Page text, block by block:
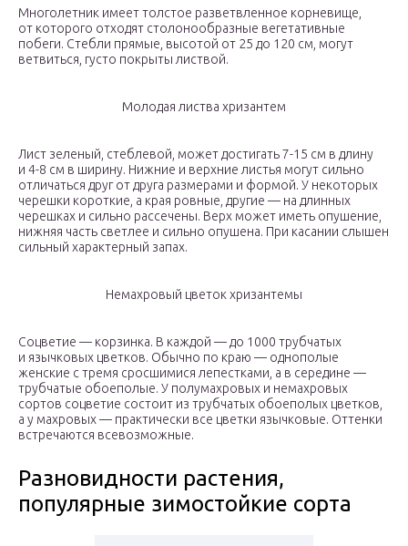
Многолетник имеет толстое разветвленное корневище,
от которого отходят столонообразные вегетативные
побеги. Стебли прямые, высотой от 25 до 120 см, могут
ветвиться, густо покрыты листвой.
Молодая листва хризантем
Лист зеленый, стеблевой, может достигать 7-15 см в длину
и 4-8 см в ширину. Нижние и верхние листья могут сильно
отличаться друг от друга размерами и формой. У некоторых
черешки короткие, а края ровные, другие — на длинных
черешках и сильно рассечены. Верх может иметь опушение,
нижняя часть светлее и сильно опушена. При касании слышен
сильный характерный запах.
Немахровый цветок хризантемы
Соцветие — корзинка. В каждой — до 1000 трубчатых
и язычковых цветков. Обычно по краю — однополые
женские с тремя сросшимися лепестками, а в середине —
трубчатые обоеполые. У полумахровых и немахровых
сортов соцветие состоит из трубчатых обоеполых цветков,
а у махровых — практически все цветки язычковые. Оттенки
встречаются всевозможные.
Разновидности растения,
популярные зимостойкие сорта